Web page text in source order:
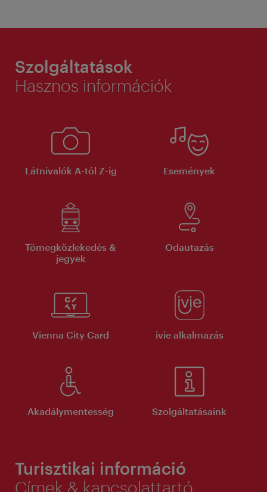
Szolgáltatások
Hasznos információk
Látnivalók A-tól Z-ig Események
Tömegközlekedés &
jegyek
Odautazás
Vienna City Card ivie alkalmazás
Akadálymentesség Szolgáltatásaink
Turisztikai információ
Címek & kapcsolattartó